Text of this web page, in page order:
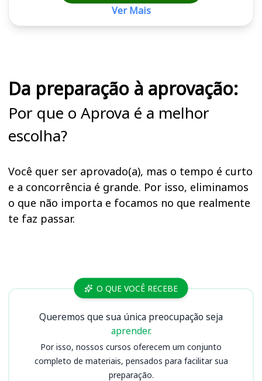
Ver Mais
Da preparação à aprovação:
Por que o Aprova é a melhor
escolha?
Você quer ser aprovado(a), mas o tempo é curto
e a concorrência é grande. Por isso, eliminamos
o que não importa e focamos no que realmente
te faz passar.
Cursos UNEBO QUE VOCÊ RECEBE
Queremos que sua única preocupação seja
aprender.
Por isso, nossos cursos oferecem um conjunto
completo de materiais, pensados para facilitar sua
preparação.